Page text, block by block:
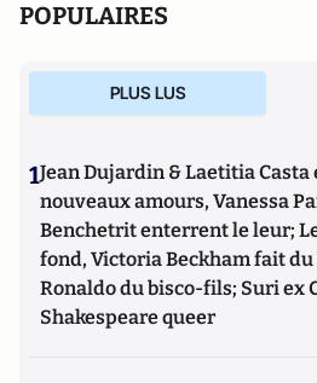
POPULAIRES
PLUS LUS
1Jean Dujardin & Laetitia
nouveaux amours, Vanessa
Benchetrit enterrent le leur;
fond, Victoria Beckham fait
Ronaldo du bisco-fils; Suri ex
Shakespeare queer